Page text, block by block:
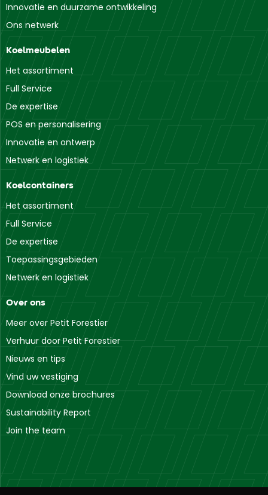
Innovatie en duurzame ontwikkeling
Ons netwerk
Koelmeubelen
Het assortiment
Full Service
De expertise
POS en personalisering
Innovatie en ontwerp
Netwerk en logistiek
Koelcontainers
Het assortiment
Full Service
De expertise
Toepassingsgebieden
Netwerk en logistiek
Over ons
Meer over Petit Forestier
Verhuur door Petit Forestier
Nieuws en tips
Vind uw vestiging
Download onze brochures
Sustainability Report
Join the team